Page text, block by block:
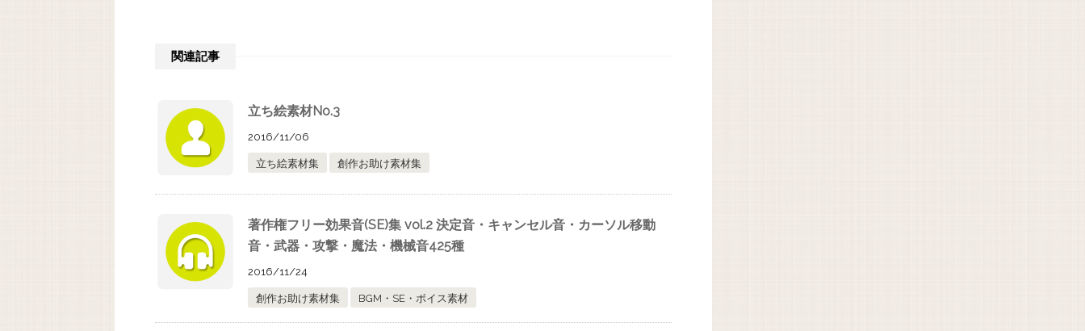
関連記事
立ち絵素材No.3
2016/11/06
立ち絵素材集 創作お助け素材集
著作権フリー効果音(SE)集 vol.2 決定音・キャンセル音・カーソル移動
音・武器・攻撃・魔法・機械音425種
2016/11/24
創作お助け素材集 BGM・SE・ボイス素材